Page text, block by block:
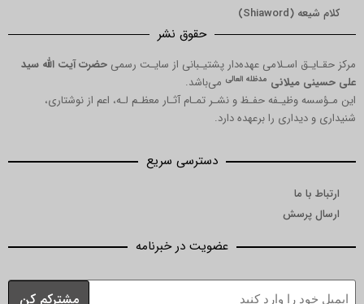
حقوق نشر
اسـلامی عهده‌دار پشتیـبانی از سایـت رسمی حضرت آیت الله سید
مدظله العالیمی‌باشد.
حفـظ و نشـر تمـام آثـار معظـم لـه، اعم از نوشتاری،
را برعهده دارد.
دسترسی سریع
عضویت در خبرنامه